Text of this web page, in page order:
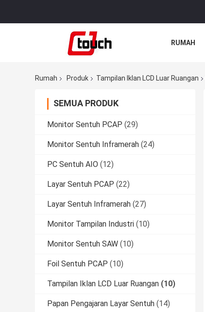
RUMAH
Rumah Produk Tampilan Iklan LCD Luar Ruangan
SEMUA PRODUK
Monitor Sentuh PCAP (29)
Monitor Sentuh Inframerah (24)
PC Sentuh AIO (12)
Layar Sentuh PCAP (22)
Layar Sentuh Inframerah (27)
Monitor Tampilan Industri (10)
Monitor Sentuh SAW (10)
Foil Sentuh PCAP (10)
Tampilan Iklan LCD Luar Ruangan (10)
Papan Pengajaran Layar Sentuh (14)